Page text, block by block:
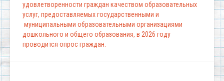
удовлетворенности граждан качеством образовательных
услуг, предоставляемых государственными и
муниципальными образовательными организациями
дошкольного и общего образования, в 2026 году
проводится опрос граждан.